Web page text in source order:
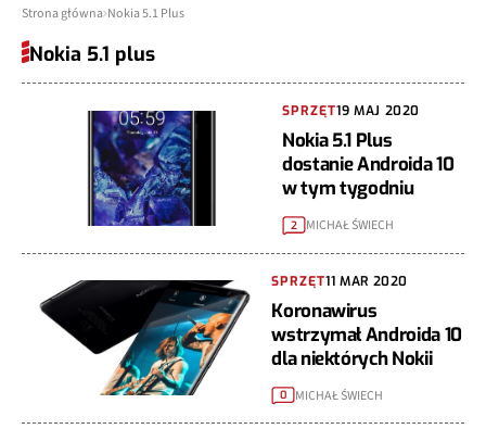
Strona główna Nokia 5.1 Plus
Nokia 5.1 plus
SPRZĘT19 MAJ 2020
Nokia 5.1 Plus
dostanie Androida 10
w tym tygodniu
2 MICHAŁ ŚWIECH
SPRZĘT11 MAR 2020
Koronawirus
wstrzymał Androida 10
dla niektórych Nokii
0 MICHAŁ ŚWIECH